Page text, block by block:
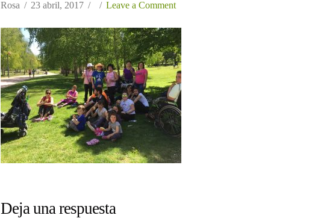
Rosa 23 abril, 2017 Leave a Comment
Deja una respuesta